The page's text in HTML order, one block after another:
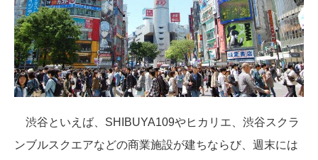
渋谷といえば、SHIBUYA109やヒカリエ、渋谷スクラ
ンブルスクエアなどの商業施設が建ちならび、週末には